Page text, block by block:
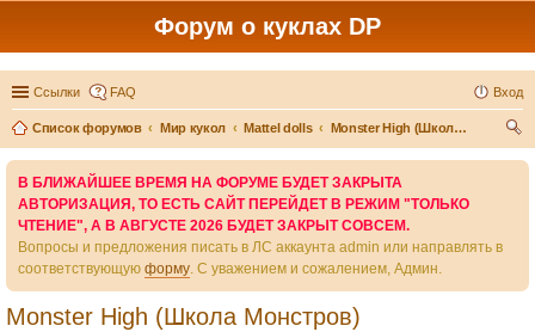
Форум о куклах DP
Ссылки FAQ Вход
Список форумов Мир кукол Mattel dolls
Monster High (Школа Монстров)
В БЛИЖАЙШЕЕ ВРЕМЯ НА ФОРУМЕ БУДЕТ ЗАКРЫТА
АВТОРИЗАЦИЯ, ТО ЕСТЬ САЙТ ПЕРЕЙДЕТ В РЕЖИМ "ТОЛЬКО
ЧТЕНИЕ", А В АВГУСТЕ 2026 БУДЕТ ЗАКРЫТ СОВСЕМ.
Вопросы и предложения писать в ЛС аккаунта admin или направлять в
соответствующую форму. С уважением и сожалением, Админ.
Monster High (Школа Монстров)